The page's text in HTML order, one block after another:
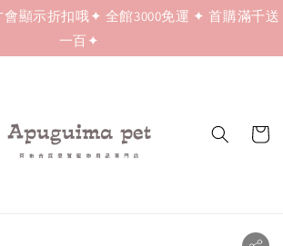
顯示折扣哦✦ 全館3000免運 ✦ 首購滿千送
一百✦